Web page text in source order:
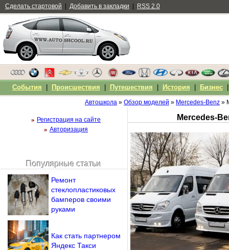
Автошкола » Обзор моделей » Mercedes-Benz »
Mercedes-
Регистрация на сайте
Авторизация
Напомнить пароль?
Популярные статьи
Ремонт
стеклопластиковых
бамперов своими
руками
Как стать партнером
Яндекс Такси
Сделать стартовой Добавить в закладки RSS 2.0
События Происшествия Путешествия История Бизнес